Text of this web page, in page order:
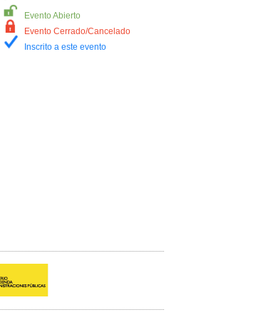
Evento Abierto
Evento Cerrado/Cancelado
Inscrito a este evento